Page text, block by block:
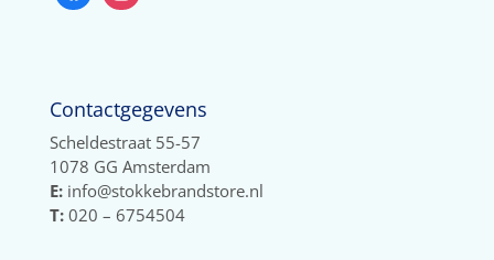
Contactgegevens
Scheldestraat 55-57
1078 GG Amsterdam
E:info@stokkebrandstore.nl
T:020 – 6754504